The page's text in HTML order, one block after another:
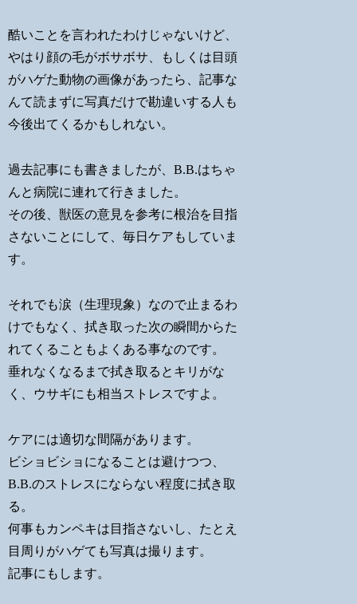
酷いことを言われたわけじゃないけど、
やはり顔の毛がボサボサ、もしくは目頭
がハゲた動物の画像があったら、記事な
んて読まずに写真だけで勘違いする人も
今後出てくるかもしれない。
過去記事にも書きましたが、B.B.はちゃ
んと病院に連れて行きました。
その後、獣医の意見を参考に根治を目指
さないことにして、毎日ケアもしていま
す。
それでも涙（生理現象）なので止まるわ
けでもなく、拭き取った次の瞬間からた
れてくることもよくある事なのです。
垂れなくなるまで拭き取るとキリがな
く、ウサギにも相当ストレスですよ。
ケアには適切な間隔があります。
ビショビショになることは避けつつ、
B.B.のストレスにならない程度に拭き取
る。
何事もカンペキは目指さないし、たとえ
目周りがハゲても写真は撮ります。
記事にもします。